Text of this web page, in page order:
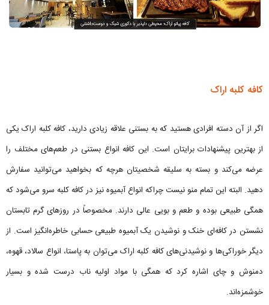
کافه کلبه اراک
اگر از آن دسته افرادی هستید که به بستنی علاقه زیادی دارید، کافه کلبه اراک یکی
از بهترین پیشنهادات برایتان است. این کافه انواع بستنی در طعم‌های مختلف را
عرضه می‌کند و بسته به سلیقه شخصیتان هرچه که بخواهید می‌توانید سفارش
دهید. البته این تمام منو نیست چراکه انواع آبمیوه نیز در کافه کلبه سرو می‌شود که
همگی طبیعی بوده و طعم و بویی عالی دارند. مخصوصاً در روزهای گرم تابستان
نشستن در کافه‌ای خنک و نوشیدن یک آبمیوه طبیعی حسابی خاطره‌انگیز است. از
دیگر خوراکی‌ها و نوشیدنی‌های کافه کلبه اراک می‌توان به پاستا، انواع سالاد، قهوه،
دمنوش و چای اشاره کرد که همگی با مواد اولیه ناب درست شده و بسیار
خوشمزه‌اند.